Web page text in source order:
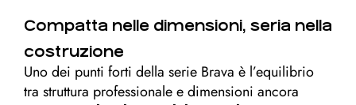
Compatta nelle dimensioni, seria nella
costruzione
Uno dei punti forti della serie Brava è l’equilibrio
tra struttura professionale e dimensioni ancora